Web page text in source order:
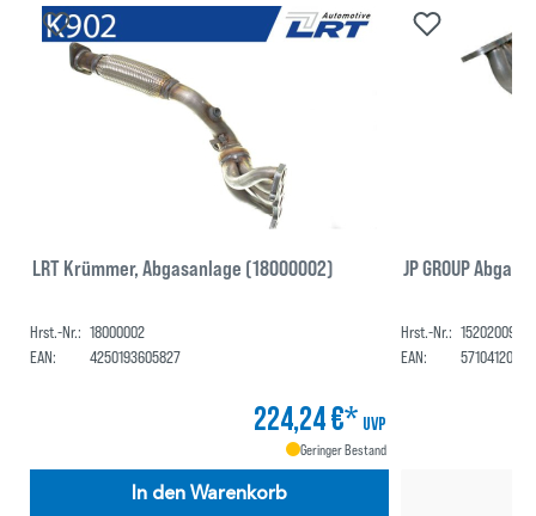
LRT Krümmer, Abgasanlage (18000002)
Hrst.-Nr.: 18000002
EAN:
4250193605827
224,24 €* UVP
Geringer Bestand
In den Warenkorb
JP GROUP
Hrst.-Nr.: 1520200900
EAN: